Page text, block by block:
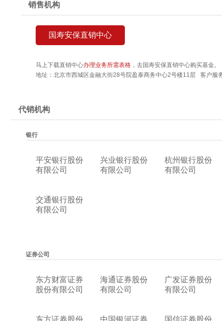
销售机构
国寿安保直销中心
马上下载直销中心办理业务所需表格，去国寿安保直销中心购买基金。
地址：北京市西城区金融大街28号院盈泰商务中心2号楼11层 客户服
代销机构
银行
平安银行股份
有限公司
兴业银行股份
有限公司
杭州银行股份
有限公司
交通银行股份
有限公司
证券公司
东方财富证券
股份有限公司
海通证券股份
有限公司
广发证券股份
有限公司
东方证券股份
中国银河证券
国信证券股份